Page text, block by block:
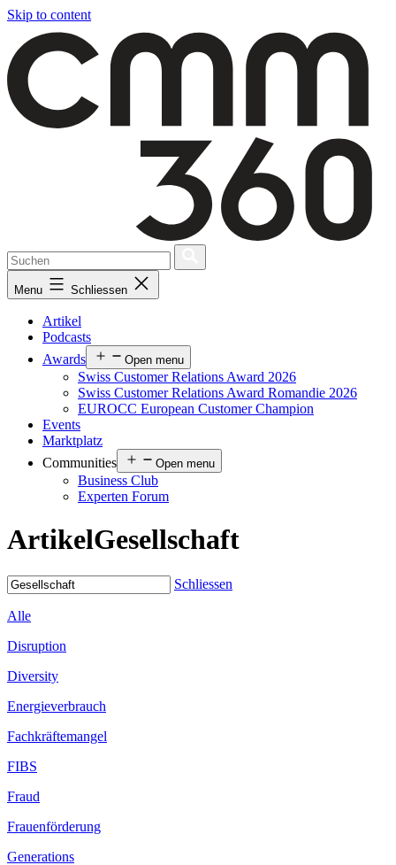
Skip to content
Menu Schliessen
Artikel
Podcasts
Awards
Open menu
Swiss Customer Relations Award 2026
Swiss Customer Relations Award Romandie 2026
EUROCC European Customer Champion
Events
Marktplatz
Communities
Open menu
Business Club
Experten Forum
ArtikelGesellschaft
Schliessen
Alle
Disruption
Diversity
Energieverbrauch
Fachkräftemangel
FIBS
Fraud
Frauenförderung
Generations